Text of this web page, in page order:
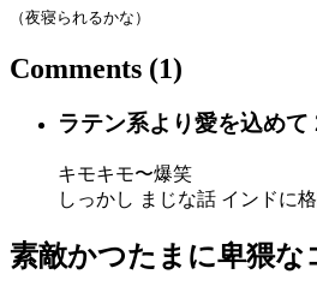
（夜寝られるかな）
Comments (1)
ラテン系より愛を込めて
キモキモ〜爆笑
しっかし まじな話 インドに
素敵かつたまに卑猥な